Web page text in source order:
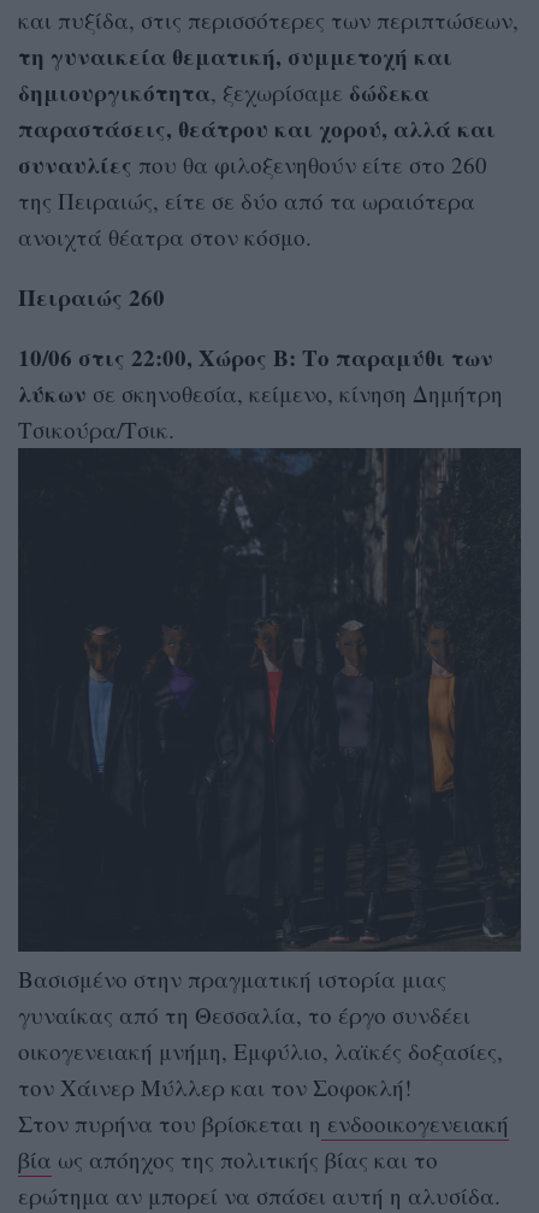
και πυξίδα, στις περισσότερες των περιπτώσεων,
τη γυναικεία θεματική, συμμετοχή και
δημιουργικότητα, ξεχωρίσαμε δώδεκα
παραστάσεις, θεάτρου και χορού, αλλά και
συναυλίες που θα φιλοξενηθούν είτε στο 260
της Πειραιώς, είτε σε δύο από τα ωραιότερα
ανοιχτά θέατρα στον κόσμο.
Πειραιώς 260
10/06 στις 22:00, Χώρος Β: Το παραμύθι των
λύκων σε σκηνοθεσία, κείμενο, κίνηση Δημήτρη
Τσικούρα/Τσικ.
Βασισμένο στην πραγματική ιστορία μιας
γυναίκας από τη Θεσσαλία, το έργο συνδέει
οικογενειακή μνήμη, Εμφύλιο, λαϊκές δοξασίες,
τον Χάινερ Μύλλερ και τον Σοφοκλή!
Στον πυρήνα του βρίσκεται η ενδοοικογενειακή
βία ως απόηχος της πολιτικής βίας και το
ερώτημα αν μπορεί να σπάσει αυτή η αλυσίδα.